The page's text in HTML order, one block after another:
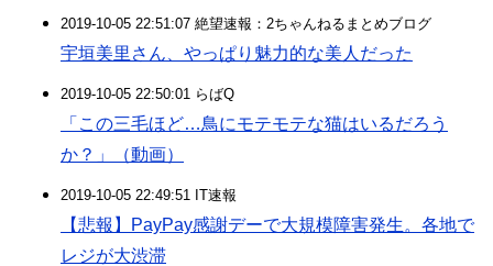
2019-10-05 22:51:07 絶望速報：2ちゃんねるまとめブログ
宇垣美里さん、やっぱり魅力的な美人だった
2019-10-05 22:50:01 らばQ
「この三毛ほど…鳥にモテモテな猫はいるだろう
か？」（動画）
2019-10-05 22:49:51 IT速報
【悲報】PayPay感謝デーで大規模障害発生。各地で
レジが大渋滞